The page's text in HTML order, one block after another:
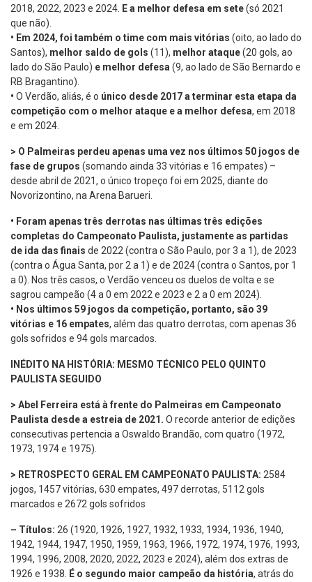
2018, 2022, 2023 e 2024. E a melhor defesa em sete(só 2021
que não).
• Em 2024, foi também o time com mais vitórias (oito, ao lado do
Santos), melhor saldo de gols (11), melhor ataque(20 gols, ao
lado do São Paulo) e melhor defesa (9, ao lado de São Bernardo e
RB Bragantino).
• O Verdão, aliás, é o único desde 2017 a terminar esta etapa da
competição com o melhor ataque e a melhor defesa, em 2018
e em 2024.
> O Palmeiras perdeu apenas uma vez nos últimos 50 jogos de
fase de grupos (somando ainda 33 vitórias e 16 empates) –
desde abril de 2021, o único tropeço foi em 2025, diante do
Novorizontino, na Arena Barueri.
• Foram apenas três derrotas nas últimas três edições
completas do Campeonato Paulista, justamente as partidas
de ida das finais de 2022 (contra o São Paulo, por 3 a 1), de 2023
(contra o Água Santa, por 2 a 1) e de 2024 (contra o Santos, por 1
a 0). Nos três casos, o Verdão venceu os duelos de volta e se
sagrou campeão (4 a 0 em 2022 e 2023 e 2 a 0 em 2024).
• Nos últimos 59 jogos da competição, portanto, são 39
vitórias e 16 empates, além das quatro derrotas, com apenas 36
gols sofridos e 94 gols marcados.
INÉDITO NA HISTÓRIA: MESMO TÉCNICO PELO QUINTO
PAULISTA SEGUIDO
> Abel Ferreira está à frente do Palmeiras em Campeonato
Paulista desde a estreia de 2021. O recorde anterior de edições
consecutivas pertencia a Oswaldo Brandão, com quatro (1972,
1973, 1974 e 1975).
> RETROSPECTO GERAL EM CAMPEONATO PAULISTA: 2584
jogos, 1457 vitórias, 630 empates, 497 derrotas, 5112 gols
marcados e 2672 gols sofridos
– Títulos: 26 (1920, 1926, 1927, 1932, 1933, 1934, 1936, 1940,
1942, 1944, 1947, 1950, 1959, 1963, 1966, 1972, 1974, 1976, 1993,
1994, 1996, 2008, 2020, 2022, 2023 e 2024), além dos extras de
1926 e 1938.
É o segundo maior campeão da história, atrás do